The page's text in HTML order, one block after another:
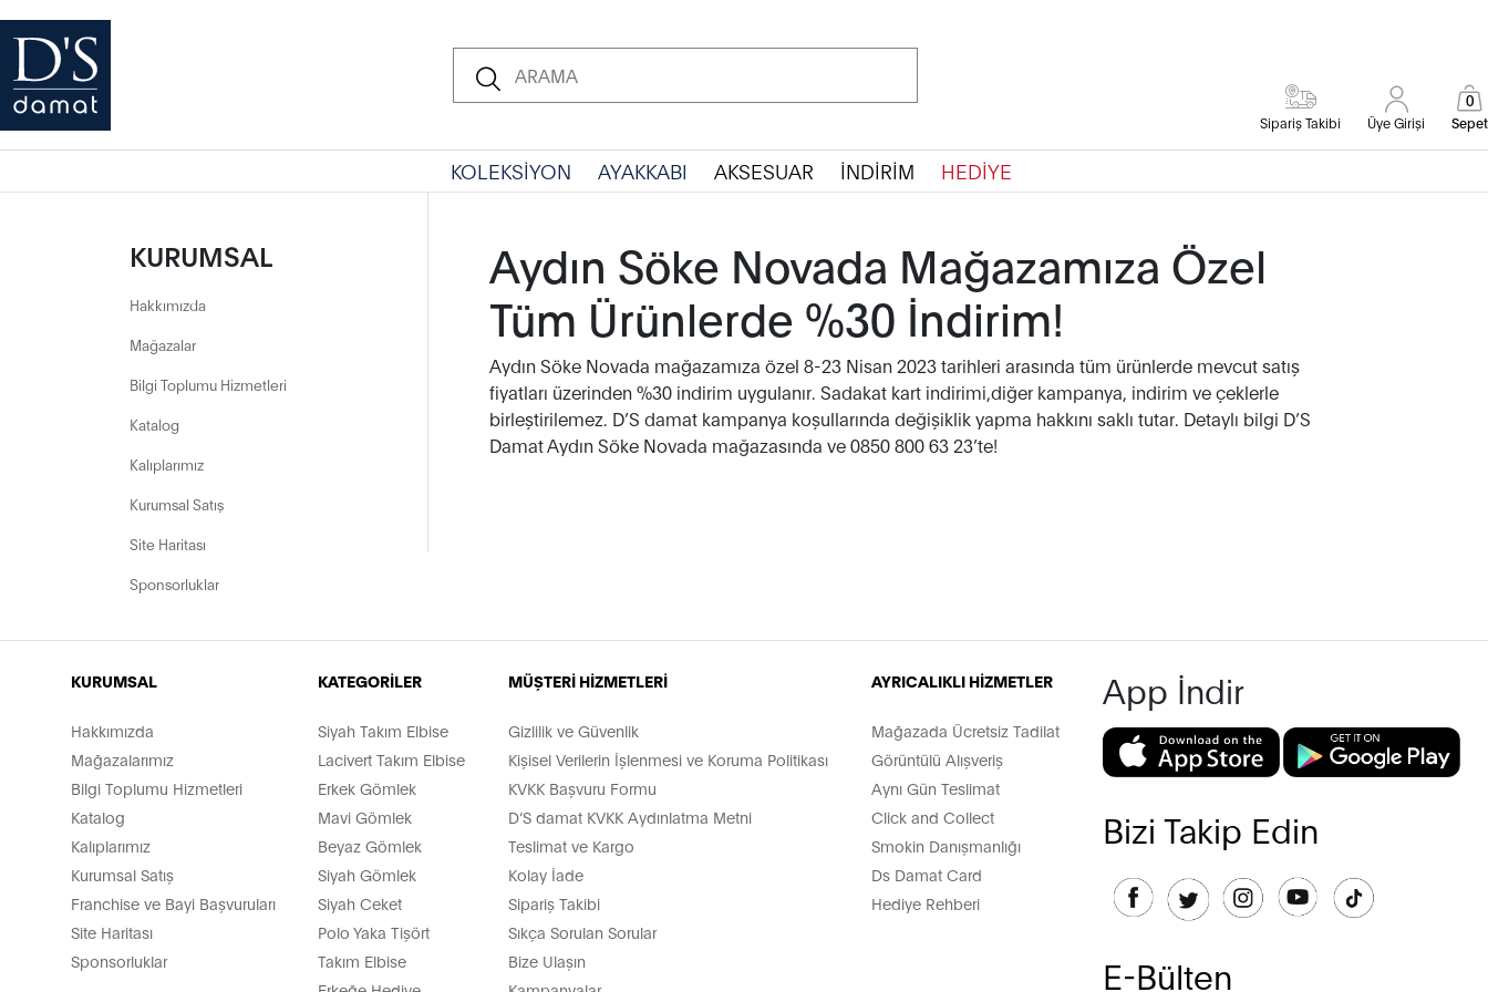
Sipariş Takibi Üye Girişi Sepet
0
KOLEKSİYON AYAKKABI AKSESUAR İNDİRİM HEDİYE
KURUMSAL
Hakkımızda
Mağazalar
Bilgi Toplumu Hizmetleri
Katalog
Kalıplarımız
Kurumsal Satış
Site Haritası
Sponsorluklar
Aydın Söke Novada Mağazamıza Özel
Tüm Ürünlerde %30 İndirim!
Aydın Söke Novada mağazamıza özel 8-23 Nisan 2023 tarihleri arasında tüm ürünlerde mevcut satış
fiyatları üzerinden %30 indirim uygulanır. Sadakat kart indirimi,diğer kampanya, indirim ve çeklerle
birleştirilemez. D’S damat kampanya koşullarında değişiklik yapma hakkını saklı tutar. Detaylı bilgi D’S
Damat Aydın Söke Novada mağazasında ve 0850 800 63 23’te!
KURUMSAL
Hakkımızda
Mağazalarımız
Bilgi Toplumu Hizmetleri
Katalog
Kalıplarımız
Kurumsal Satış
Franchise ve Bayi Başvuruları
Site Haritası
Sponsorluklar
KATEGORİLER
Siyah Takım Elbise
Lacivert Takım Elbise
Erkek Gömlek
Mavi Gömlek
Beyaz Gömlek
Siyah Gömlek
Siyah Ceket
Polo Yaka Tişört
Takım Elbise
MÜŞTERİ HİZMETLERİ
Gizlilik ve Güvenlik
Kişisel Verilerin İşlenmesi ve Koruma Politikası
KVKK Başvuru Formu
D’S damat KVKK Aydınlatma Metni
Teslimat ve Kargo
Kolay İade
Sipariş Takibi
Sıkça Sorulan Sorular
Bize Ulaşın
AYRICALIKLI HİZMETLER
Mağazada Ücretsiz Tadilat
Görüntülü Alışveriş
Aynı Gün Teslimat
Click and Collect
Smokin Danışmanlığı
Ds Damat Card
Hediye Rehberi
App İndir
Bizi Takip Edin
E-Bülten